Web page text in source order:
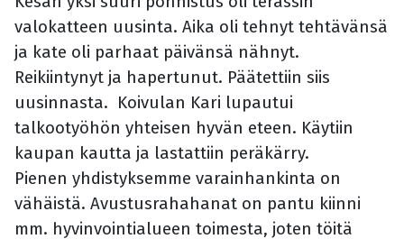
valokatteen uusinta. Aika oli tehnyt tehtävänsä
ja kate oli parhaat päivänsä nähnyt.
Reikiintynyt ja hapertunut. Päätettiin siis
uusinnasta. Koivulan Kari lupautui
talkootyöhön yhteisen hyvän eteen. Käytiin
kaupan kautta ja lastattiin peräkärry.
Pienen yhdistyksemme varainhankinta on
vähäistä. Avustusrahahanat on pantu kiinni
mm. hyvinvointialueen toimesta, joten töitä